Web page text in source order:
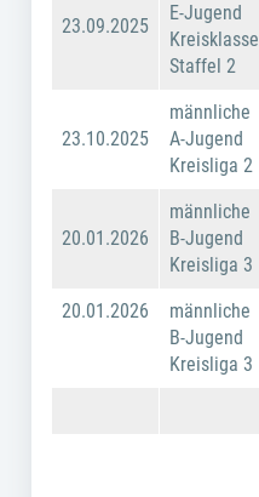
23.09.2025
E-Jugend
Kreisklasse
Staffel 2
23.10.2025
männliche
A-Jugend
Kreisliga 2
20.01.2026
männliche
B-Jugend
Kreisliga 3
20.01.2026
männliche
B-Jugend
Kreisliga 3